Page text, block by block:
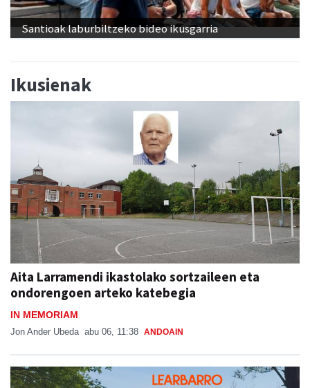
Santioak laburbiltzeko bideo ikusgarria
Ikusienak
Aita Larramendi ikastolako sortzaileen eta
ondorengoen arteko katebegia
IN MEMORIAM
Jon Ander Ubeda abu 06, 11:38 ANDOAIN